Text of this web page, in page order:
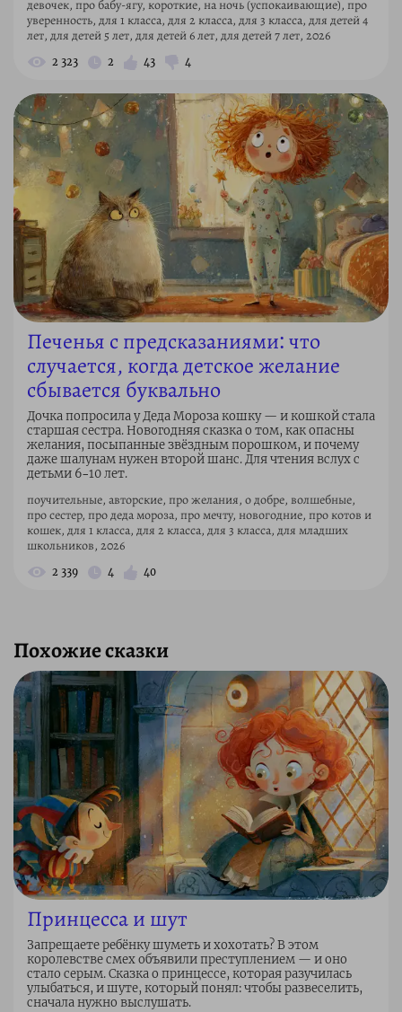
девочек, про бабу-ягу, короткие, на ночь (успокаивающие), про
уверенность, для 1 класса, для 2 класса, для 3 класса, для детей 4
лет, для детей 5 лет, для детей 6 лет, для детей 7 лет, 2026
2 323 2 43 4
Печенья с предсказаниями: что
случается, когда детское желание
сбывается буквально
Дочка попросила у Деда Мороза кошку — и кошкой стала
старшая сестра. Новогодняя сказка о том, как опасны
желания, посыпанные звёздным порошком, и почему
даже шалунам нужен второй шанс. Для чтения вслух с
детьми 6–10 лет.
поучительные, авторские, про желания, о добре, волшебные,
про сестер, про деда мороза, про мечту, новогодние, про котов и
кошек, для 1 класса, для 2 класса, для 3 класса, для младших
школьников, 2026
2 339 4 40
Похожие сказки
Принцесса и шут
Запрещаете ребёнку шуметь и хохотать? В этом
королевстве смех объявили преступлением — и оно
стало серым. Сказка о принцессе, которая разучилась
улыбаться, и шуте, который понял: чтобы развеселить,
сначала нужно выслушать.